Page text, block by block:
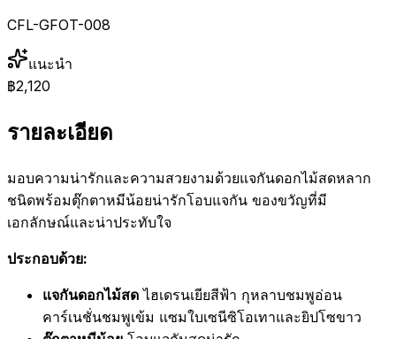
CFL-GFOT-008
แนะนำ
฿2,120
รายละเอียด
มอบความน่ารักและความสวยงามด้วยแจกันดอกไม้สดหลาก
ชนิดพร้อมตุ๊กตาหมีน้อยน่ารักโอบแจกัน ของขวัญที่มี
เอกลักษณ์และน่าประทับใจ
ประกอบด้วย:
แจกันดอกไม้สด ไฮเดรนเยียสีฟ้า กุหลาบชมพูอ่อน
คาร์เนชั่นชมพูเข้ม แซมใบเซนีซิโอเทาและยิปโซขาว